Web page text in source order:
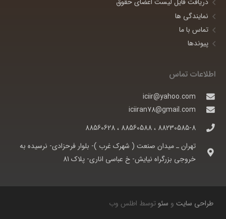
نمایندگی ها
تماس با ما
پیوندها
اطلاعات تماس
iciir@yahoo.com
iciiran78@gmail.com
88230585-8 ، 88560588 ، 88560628
تهران ـ ميدان صنعت ( شهرک غرب )- بلوار فرحزادی- نرسيده به
خروجی بزرگراه نيايش- خ عباسی اناری- پلاک 81
طراحی سایت و سئوتوسط اطلس وب